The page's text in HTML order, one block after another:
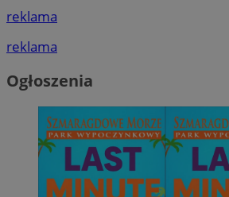
reklama
reklama
Ogłoszenia